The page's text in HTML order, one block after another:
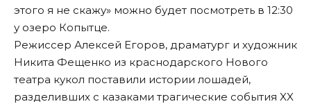
этого я не скажу» можно будет посмотреть в 12:30
у озеро Копытце.
Режиссер Алексей Егоров, драматург и художник
Никита Фещенко из краснодарского Нового
театра кукол поставили истории лошадей,
разделивших с казаками трагические события XX